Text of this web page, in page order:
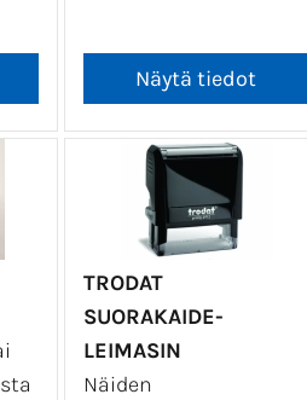
TRODAT
SUORAKAIDE-
LEIMASIN
Näiden